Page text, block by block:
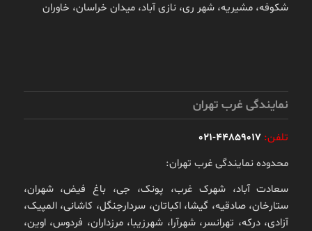
شکوفه، مشیریه، شهر ری، نازی آباد، میدان خراسان، خاوران
نمایندگی غرب تهران
تلفن: 44859017-021
محدوده نمایندگی غرب تهران:
سعادت آباد، شهرک غرب، پونک، جی، باغ فیض، شهران،
ستارخان، صادقیه، گیشا، اکباتان، سردارجنگل، کاشانی، المپیک،
آزادی، درکه، تهرانسر، شهرآرا، شهرزیبا، مرزداران، فردوس، اوین،